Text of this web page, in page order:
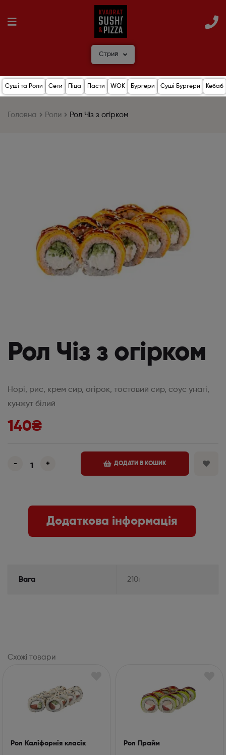
Стрий
Суші та Роли Сети Піца Пасти WOK Бургери Суші Бургери Кебаб
Головна Роли Рол Чіз з огірком
Рол Чіз з огірком
Норі, рис, крем сир, огірок, тостовий сир, соус унагі,
кунжут білий
140₴
- + ДОДАТИ В КОШИК
Додаткова інформація
Вага 210г
Схожі товари
Рол Каліфорнія класік Рол Прайм